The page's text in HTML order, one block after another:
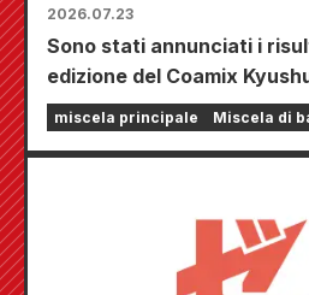
2026.07.23
Sono stati annunciati i
edizione del Coamix
Manga Award!
miscela principale Miscela di